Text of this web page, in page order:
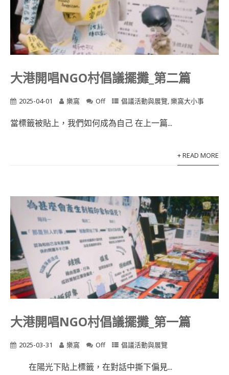
大港開唱NGO村倡議擺攤_第二篇
2025-04-01 樂窩 Off 倡議活動與展覽,樂窩大小事
當標籤被貼上，我們如何成為自己 在上一篇...
+ READ MORE
大港開唱NGO村倡議擺攤_第一篇
2025-03-31 樂窩 Off 倡議活動與展覽
在陽光下貼上標籤，在對話中撕下偏見...